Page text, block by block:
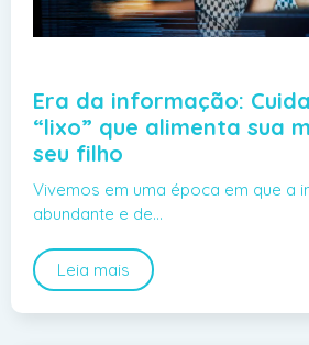
Era da informação:
“lixo” que alimenta sua
seu filho
Vivemos em uma época em que a
abundante e de…
Leia mais